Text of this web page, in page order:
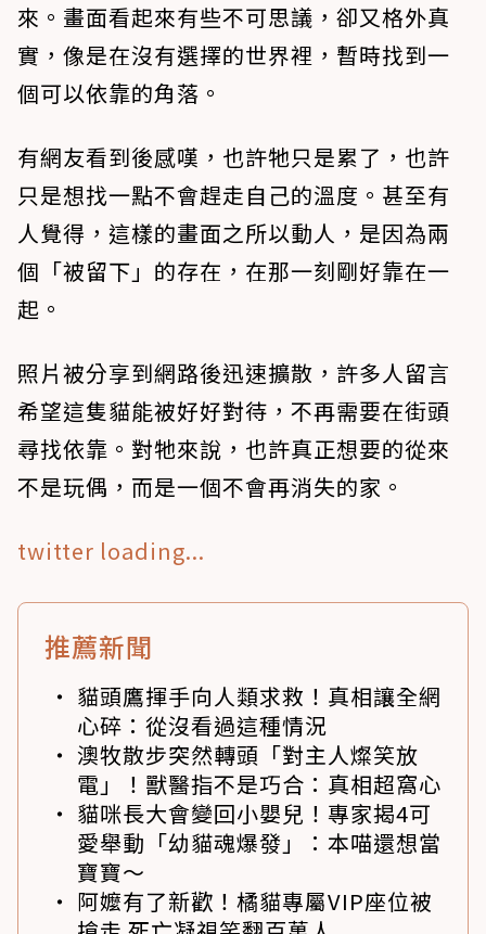
來。畫面看起來有些不可思議，卻又格外真
實，像是在沒有選擇的世界裡，暫時找到一
個可以依靠的角落。
有網友看到後感嘆，也許牠只是累了，也許
只是想找一點不會趕走自己的溫度。甚至有
人覺得，這樣的畫面之所以動人，是因為兩
個「被留下」的存在，在那一刻剛好靠在一
起。
照片被分享到網路後迅速擴散，許多人留言
希望這隻貓能被好好對待，不再需要在街頭
尋找依靠。對牠來說，也許真正想要的從來
不是玩偶，而是一個不會再消失的家。
twitter loading...
推薦新聞
貓頭鷹揮手向人類求救！真相讓全網
心碎：從沒看過這種情況
澳牧散步突然轉頭「對主人燦笑放
電」！獸醫指不是巧合：真相超窩心
貓咪長大會變回小嬰兒！專家揭4可
愛舉動「幼貓魂爆發」：本喵還想當
寶寶～
阿嬤有了新歡！橘貓專屬VIP座位被